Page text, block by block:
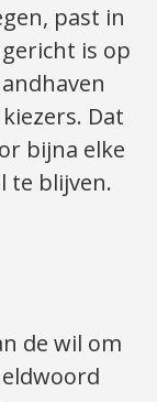
past in
is op
Dat
bijna elke
te blijven.
de wil om